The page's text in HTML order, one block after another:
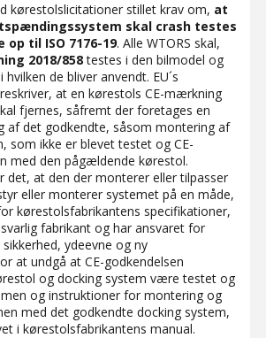
kørestolslicitationer stillet krav om, at
skal crash testes
op til ISO 7176-19. Alle WTORS skal,
2018/858testes i den bilmodel og
de bliver anvendt. EU´s
at en kørestols CE-mærkning
fjernes, såfremt der foretages en
det godkendte, såsom montering af
som ikke er blevet testet og CE-
med den pågældende kørestol.
det, at den der monterer eller tilpasser
eller monterer systemet på en måde,
kørestolsfabrikantens specifikationer,
fabrikant og har ansvaret for
ydeevne og ny
at undgå at CE-godkendelsen
og docking system være testet og
og instruktioner for montering og
med det godkendte docking system,
i kørestolsfabrikantens manual.